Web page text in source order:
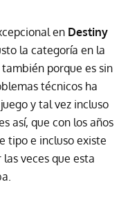
en Destiny
la categoría en la
porque es sin
técnicos ha
y tal vez incluso
así, que con los años
tipo e incluso existe
veces que esta